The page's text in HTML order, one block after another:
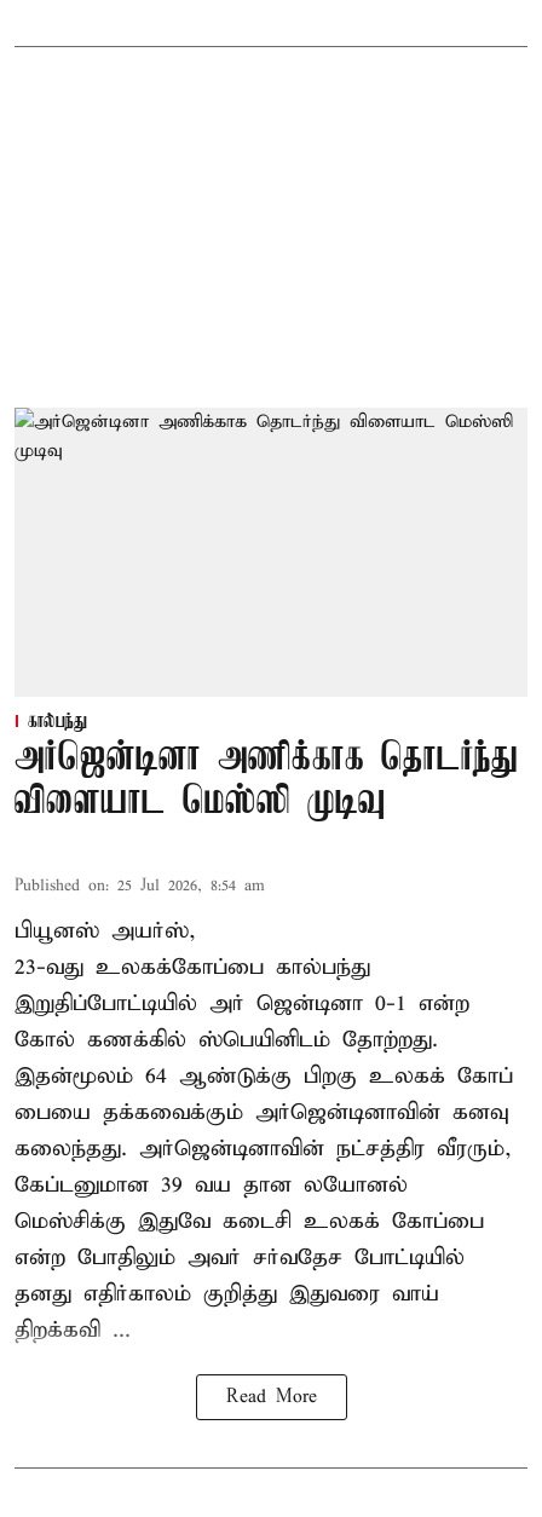
கால்பந்து
அர்ஜென்டினா அணிக்காக தொடர்ந்து
விளையாட மெஸ்ஸி முடிவு
Published on: 25 Jul 2026, 8:54 am
பியூனஸ் அயர்ஸ்,
23-வது உலகக்கோப்பை கால்பந்து
இறுதிப்போட்டியில் அர் ஜென்டினா 0-1 என்ற
கோல் கணக்கில் ஸ்பெயினிடம் தோற்றது.
இதன்மூலம் 64 ஆண்டுக்கு பிறகு உலகக் கோப்
பையை தக்கவைக்கும் அர்ஜென்டினாவின் கனவு
கலைந்தது. அர்ஜென்டினாவின் நட்சத்திர வீரரும்,
கேப்டனுமான 39 வய தான லயோனல்
மெஸ்சிக்கு இதுவே கடைசி உலகக் கோப்பை
என்ற போதிலும் அவர் சர்வதேச போட்டியில்
தனது எதிர்காலம் குறித்து இதுவரை வாய்
திறக்கவி ...
Read More